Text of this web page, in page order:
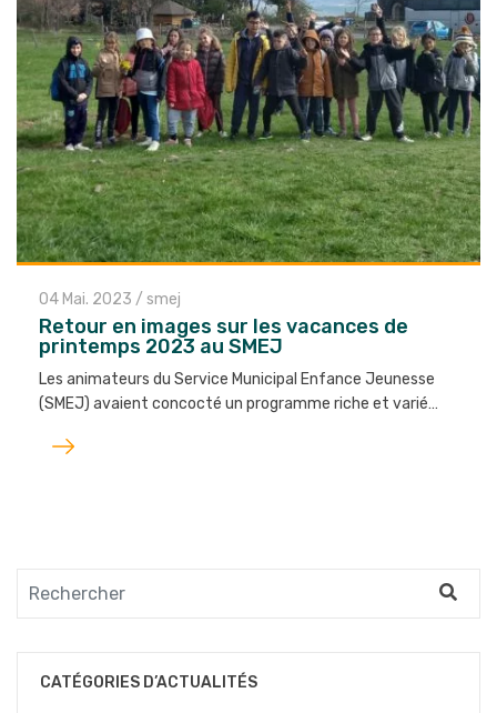
04 Mai. 2023 / smej
Retour en images sur les vacances de
printemps 2023 au SMEJ
Les animateurs du Service Municipal Enfance Jeunesse
(SMEJ) avaient concocté un programme riche et varié…
Lire
l'article
CATÉGORIES D’ACTUALITÉS